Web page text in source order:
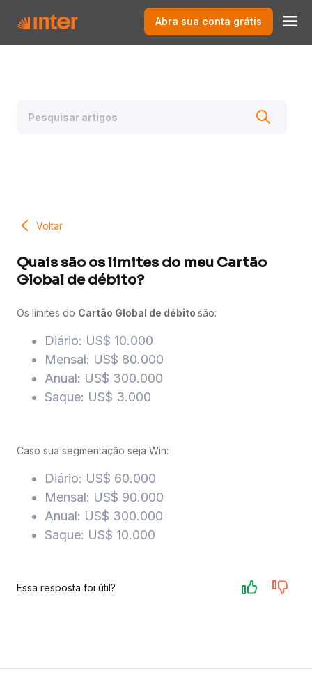
Abra sua conta grátis
Voltar
Quais são os limites do meu Cartão
Global de débito?
Os limites do Cartão Global de débito são:
Diário: US$ 10.000
Mensal: US$ 80.000
Anual: US$ 300.000
Saque: US$ 3.000
Caso sua segmentação seja Win:
Diário: US$ 60.000
Mensal: US$ 90.000
Anual: US$ 300.000
Saque: US$ 10.000
Essa resposta foi útil?